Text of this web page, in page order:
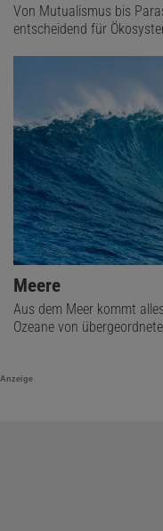
Von Mutualismus bis
entscheidend für
Meere
Aus dem Meer kommt
Ozeane von
Anzeige